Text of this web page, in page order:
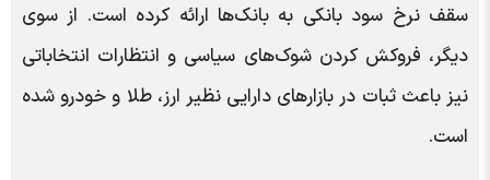
سقف نرخ سود بانکی به بانک‌ها ارائه کرده است. از سوی
دیگر، فروکش کردن شوک‌های سیاسی و انتظارات انتخاباتی
نیز باعث ثبات در بازارهای دارایی نظیر ارز، طلا و خودرو شده
است.